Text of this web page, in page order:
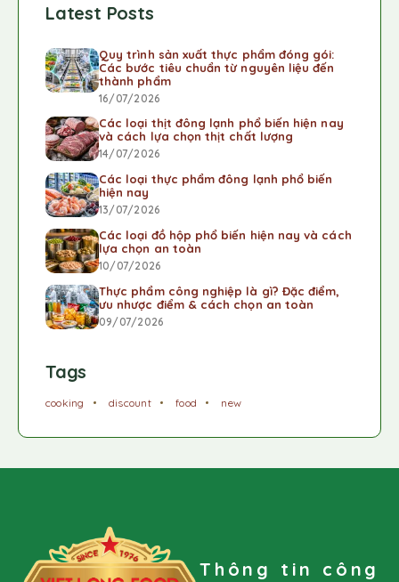
Latest Posts
Quy trình sản xuất thực phẩm đóng gói:
Các bước tiêu chuẩn từ nguyên liệu đến
thành phẩm
16/07/2026
Các loại thịt đông lạnh phổ biến hiện nay
và cách lựa chọn thịt chất lượng
14/07/2026
Các loại thực phẩm đông lạnh phổ biến
hiện nay
13/07/2026
Các loại đồ hộp phổ biến hiện nay và cách
lựa chọn an toàn
10/07/2026
Thực phẩm công nghiệp là gì? Đặc điểm,
ưu nhược điểm & cách chọn an toàn
09/07/2026
Tags
cooking discount food new
Thông tin công